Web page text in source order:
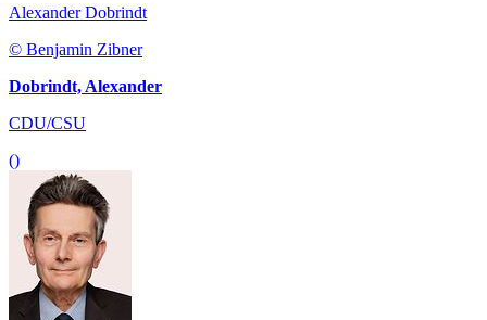
Alexander Dobrindt
© Benjamin Zibner
Dobrindt, Alexander
CDU/CSU
()